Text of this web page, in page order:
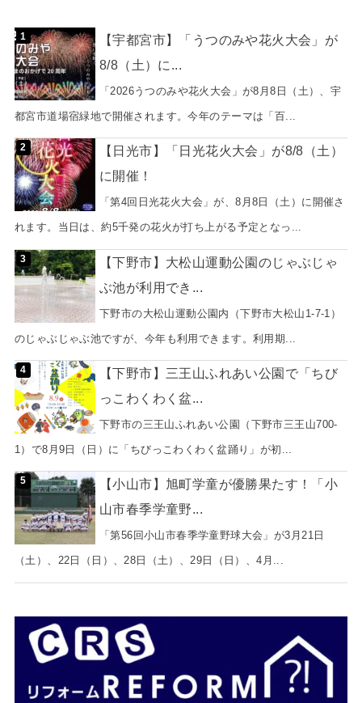
【宇都宮市】「うつのみや花火大会」が
8/8（土）に...
「2026うつのみや花火大会」が8月8日（土）、宇
都宮市道場宿緑地で開催されます。今年のテーマは「百...
【日光市】「日光花火大会」が8/8（土）
に開催！
「第4回日光花火大会」が、8月8日（土）に開催さ
れます。当日は、約5千発の花火が打ち上がる予定となっ...
【下野市】大松山運動公園のじゃぶじゃ
ぶ池が利用でき...
下野市の大松山運動公園内（下野市大松山1-7-1）
のじゃぶじゃぶ池ですが、今年も利用できます。利用期...
【下野市】三王山ふれあい公園で「ちび
っこわくわく盆...
下野市の三王山ふれあい公園（下野市三王山700-
1）で8月9日（日）に「ちびっこわくわく盆踊り」が初...
【小山市】旭町学童が優勝果たす！「小
山市春季学童野...
「第56回小山市春季学童野球大会」が3月21日
（土）、22日（日）、28日（土）、29日（日）、4月...